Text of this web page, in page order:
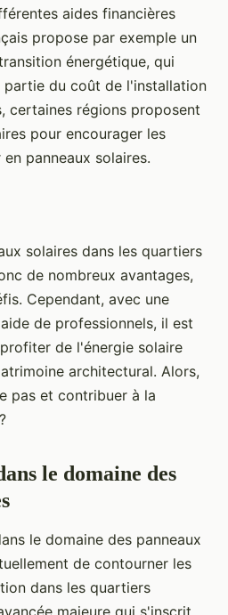
aides financières
propose par exemple un
énergétique, qui
partie du coût de l'installation
certaines régions proposent
pour encourager les
panneaux solaires.
solaires dans les quartiers
de nombreux avantages,
Cependant, avec une
de professionnels, il est
de l'énergie solaire
architectural. Alors,
pas et contribuer à la
le domaine des
le domaine des panneaux
de contourner les
dans les quartiers